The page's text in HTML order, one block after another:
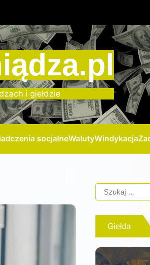
i giełdzie
socjalneWalutyWindykacja
Giełda